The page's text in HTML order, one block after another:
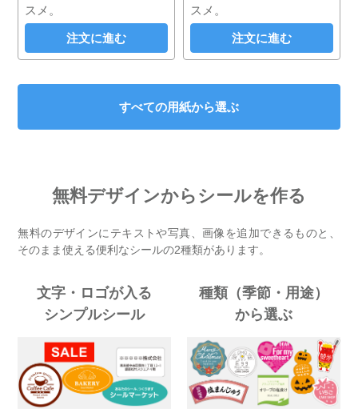
スメ。
注文に進む
スメ。
注文に進む
すべての用紙から選ぶ
無料デザインからシールを作る
無料のデザインにテキストや写真、画像を追加できるものと、
そのまま使える便利なシールの2種類があります。
文字・ロゴが入る
シンプルシール
種類（季節・用途）
から選ぶ